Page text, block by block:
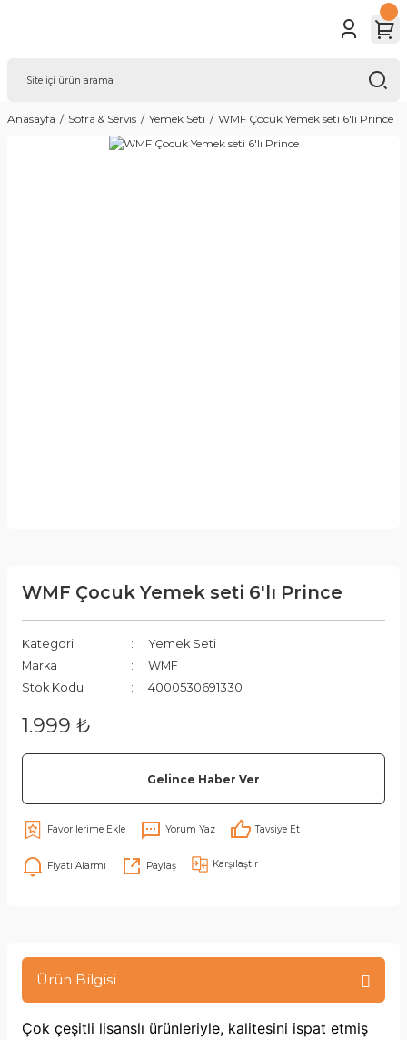
Anasayfa Sofra & Servis Yemek Seti WMF Çocuk Yemek seti 6'lı Prince
WMF Çocuk Yemek seti 6'lı Prince
Kategori
Yemek Seti
Marka
WMF
Stok Kodu
4000530691330
1.999 ₺
Gelince Haber Ver
Yorum Yaz Tavsiye Et
Fiyatı Alarmı Paylaş Karşılaştır
Ürün Bilgisi
Çok çeşitli lisanslı ürünleriyle, kalitesini ispat etmiş